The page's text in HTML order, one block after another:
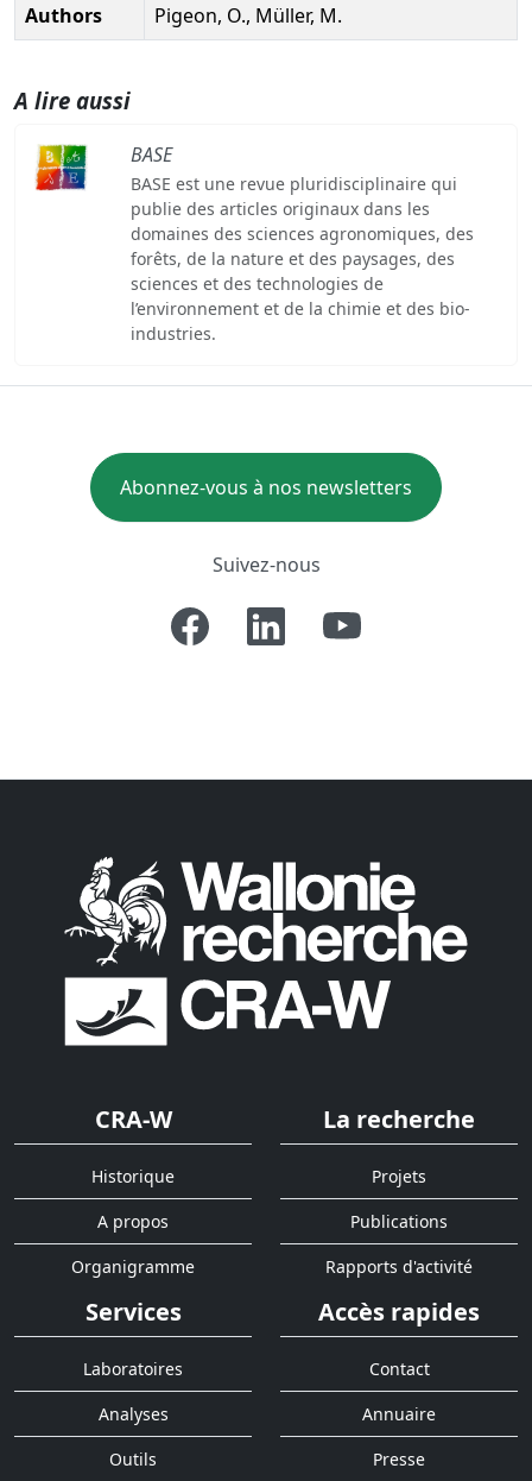
Authors
Pigeon, O., Müller, M.
A lire aussi
BASE
BASE est une revue pluridisciplinaire qui
publie des articles originaux dans les
domaines des sciences agronomiques, des
forêts, de la nature et des paysages, des
sciences et des technologies de
l’environnement et de la chimie et des bio-
industries.
Abonnez-vous à nos newsletters
Suivez-nous
CRA-W
Historique
A propos
Organigramme
La recherche
Projets
Publications
Rapports d'activité
Services
Laboratoires
Analyses
Outils
Accès rapides
Contact
Annuaire
Presse